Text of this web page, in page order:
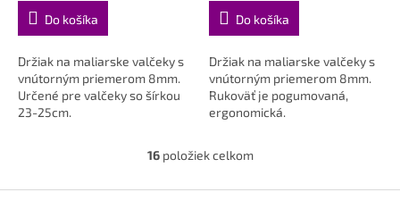
Do košíka
Držiak na maliarske valčeky s
vnútorným priemerom 8mm.
Určené pre valčeky so šírkou
23-25cm.
Do košíka
Držiak na maliarske valčeky s
vnútorným priemerom 8mm.
Rukoväť je pogumovaná,
ergonomická.
O
l
16položiek celkom